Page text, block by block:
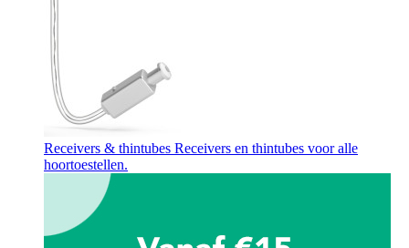
Receivers & thintubes Receivers en thintubes voor alle
hoortoestellen.